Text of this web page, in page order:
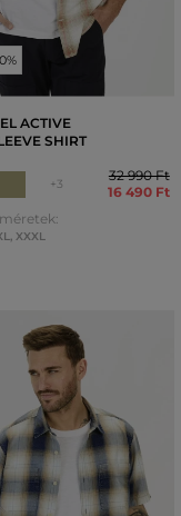
ACTIVE
SHIRT
+3
32 990 Ft
16 490 Ft
XXXL